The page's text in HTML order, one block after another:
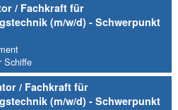
/ Fachkraft für
(m/w/d) - Schwerpunkt
Schiffe
/ Fachkraft für
(m/w/d) - Schwerpunkt